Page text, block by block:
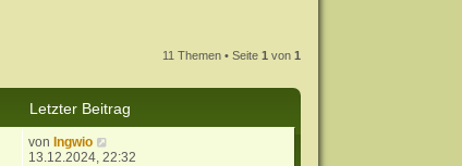
11 Themen • Seite1 von1
Letzter Beitrag
vonIngwio
13.12.2024, 22:32